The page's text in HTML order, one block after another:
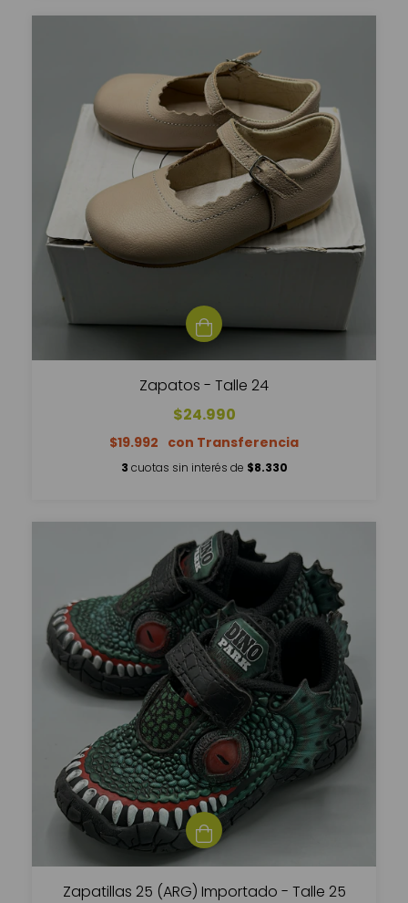
Zapatos - Talle 24
$24.990
$19.992
3 cuotas sin interés de $8.330
Zapatillas 25 (ARG) Importado - Talle 25